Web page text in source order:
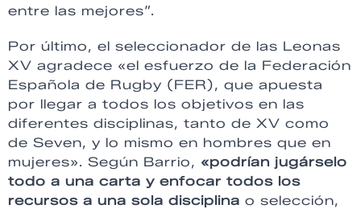
entre las mejores”.
Por último, el seleccionador de las Leonas
XV agradece «el esfuerzo de la Federación
Española de Rugby (FER), que apuesta
por llegar a todos los objetivos en las
diferentes disciplinas, tanto de XV como
de Seven, y lo mismo en hombres que en
mujeres». Según Barrio, «podrían jugárselo
todo a una carta y enfocar todos los
recursos a una sola disciplina o selección,